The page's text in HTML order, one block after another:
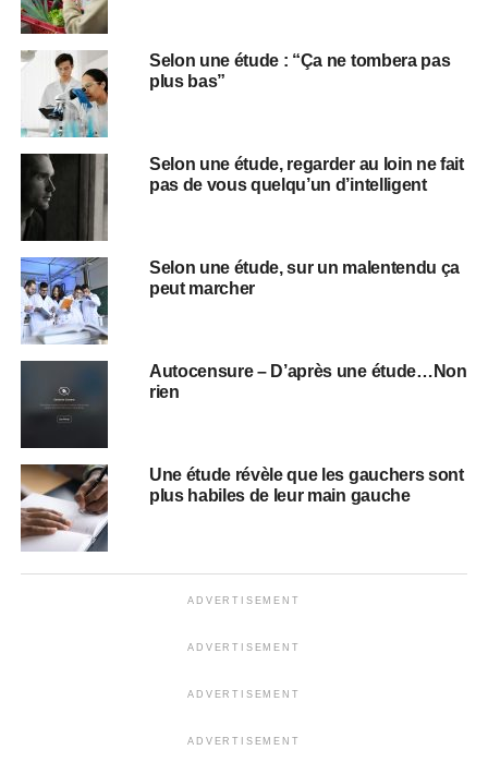
Selon une étude : “Ça ne tombera pas
plus bas”
Selon une étude, regarder au loin ne fait
pas de vous quelqu’un d’intelligent
Selon une étude, sur un malentendu ça
peut marcher
Autocensure – D’après une étude…Non
rien
Une étude révèle que les gauchers sont
plus habiles de leur main gauche
ADVERTISEMENT
ADVERTISEMENT
ADVERTISEMENT
ADVERTISEMENT